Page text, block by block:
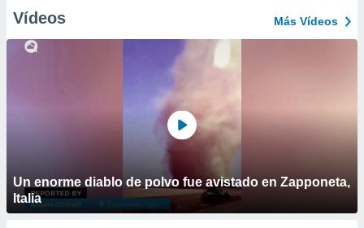
Vídeos Más Vídeos
Un enorme diablo de polvo fue avistado en Zapponeta,
Italia